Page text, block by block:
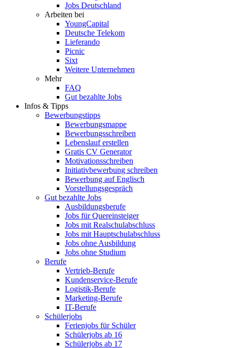
Jobs Deutschland
Arbeiten bei
YoungCapital
Deutsche Telekom
Lieferando
Picnic
Sixt
Weitere Unternehmen
Mehr
FAQ
Gut bezahlte Jobs
Infos & Tipps
Bewerbungstipps
Bewerbungsmappe
Bewerbungsschreiben
Lebenslauf erstellen
Gratis CV Generator
Motivationsschreiben
Initiativbewerbung schreiben
Bewerbung auf Englisch
Vorstellungsgespräch
Gut bezahlte Jobs
Ausbildungsberufe
Jobs für Quereinsteiger
Jobs mit Realschulabschluss
Jobs mit Hauptschulabschluss
Jobs ohne Ausbildung
Jobs ohne Studium
Berufe
Vertrieb-Berufe
Kundenservice-Berufe
Logistik-Berufe
Marketing-Berufe
IT-Berufe
Schülerjobs
Ferienjobs für Schüler
Schülerjobs ab 16
Schülerjobs ab 17